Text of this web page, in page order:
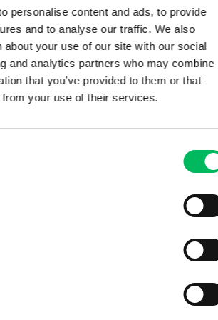
personalise content and ads, to provide
and to analyse our traffic. We also
about your use of our site with our social
and analytics partners who may combine
that you’ve provided to them or that
from your use of their services.
PERSONEN EN BEBOUWING
CAMERA
& BELICHTING